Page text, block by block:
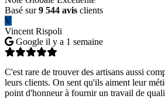
Basé sur9 544 avis clients
V
Vincent Rispoli
Google il y a 1 semaine
C'est rare de trouver des artisans aussi
leurs clients. On sent qu'ils aiment leur
point d'honneur à fournir un travail de